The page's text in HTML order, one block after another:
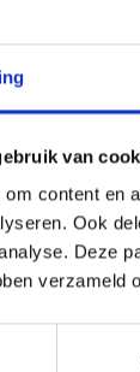
van
content en
Ook
Deze
verzameld
en geeft
wat
een lange
wel 50
en